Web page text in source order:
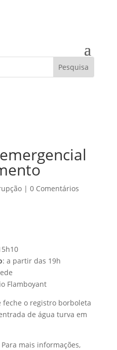
| 0 Comentários
: a partir das 19h
Flamboyant
feche o registro borboleta
de água turva em
Para mais informações,